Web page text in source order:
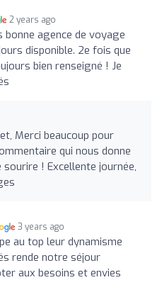
2 years ago
bonne agence de voyage
disponible. 2e fois que
bien renseigné ! Je
Merci beaucoup pour
qui nous donne
sourire ! Excellente journée,
3 years ago
au top leur dynamisme
rende notre séjour
aux besoins et envies